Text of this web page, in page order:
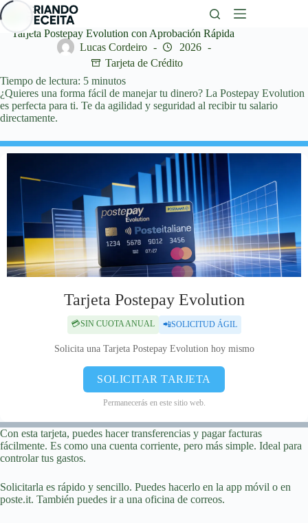
Saltar
al
contenido
Tarjeta Postepay Evolution con Aprobación Rápida
Lucas Cordeiro
2026
Tarjeta de Crédito
Tiempo de lectura: 5 minutos
¿Quieres una forma fácil de manejar tu dinero? La Postepay Evolution
es perfecta para ti. Te da agilidad y seguridad al recibir tu salario
directamente.
Tarjeta Postepay Evolution
💳SIN CUOTA ANUAL 📲SOLICITUD ÁGIL
Solicita una Tarjeta Postepay Evolution hoy mismo
SOLICITAR TARJETA
Permanecerás en este sitio web.
Con esta tarjeta, puedes hacer transferencias y pagar facturas
fácilmente. Es como una cuenta corriente, pero más simple. Ideal para
controlar tus gastos.
Solicitarla es rápido y sencillo. Puedes hacerlo en la app móvil o en
poste.it. También puedes ir a una oficina de correos.